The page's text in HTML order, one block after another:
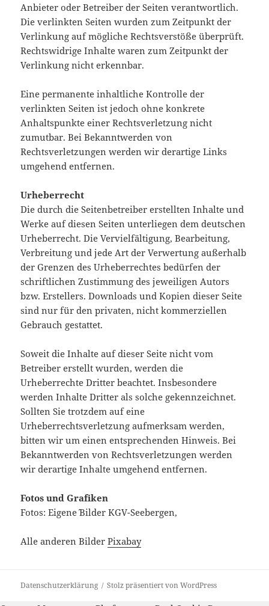
Anbieter oder Betreiber der Seiten verantwortlich.
Die verlinkten Seiten wurden zum Zeitpunkt der
Verlinkung auf mögliche Rechtsverstöße überprüft.
Rechtswidrige Inhalte waren zum Zeitpunkt der
Verlinkung nicht erkennbar.
Eine permanente inhaltliche Kontrolle der
verlinkten Seiten ist jedoch ohne konkrete
Anhaltspunkte einer Rechtsverletzung nicht
zumutbar. Bei Bekanntwerden von
Rechtsverletzungen werden wir derartige Links
umgehend entfernen.
Urheberrecht
Die durch die Seitenbetreiber erstellten Inhalte und
Werke auf diesen Seiten unterliegen dem deutschen
Urheberrecht. Die Vervielfältigung, Bearbeitung,
Verbreitung und jede Art der Verwertung außerhalb
der Grenzen des Urheberrechtes bedürfen der
schriftlichen Zustimmung des jeweiligen Autors
bzw. Erstellers. Downloads und Kopien dieser Seite
sind nur für den privaten, nicht kommerziellen
Gebrauch gestattet.
Soweit die Inhalte auf dieser Seite nicht vom
Betreiber erstellt wurden, werden die
Urheberrechte Dritter beachtet. Insbesondere
werden Inhalte Dritter als solche gekennzeichnet.
Sollten Sie trotzdem auf eine
Urheberrechtsverletzung aufmerksam werden,
bitten wir um einen entsprechenden Hinweis. Bei
Bekanntwerden von Rechtsverletzungen werden
wir derartige Inhalte umgehend entfernen.
Fotos und Grafiken
Fotos: Eigene´´ Bilder KGV-Seebergen,
Alle anderen BilderPixabay
Datenschutzerklärung Stolz präsentiert von WordPress